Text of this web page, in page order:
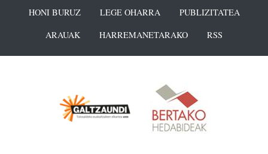
HONI BURUZ LEGE OHARRA
PUBLIZITATEA
ARAUAK
HARREMANETARAKO RSS